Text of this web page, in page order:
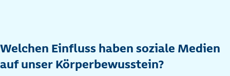
Welchen Einfluss haben soziale Medien
auf unser Körperbewusstein?